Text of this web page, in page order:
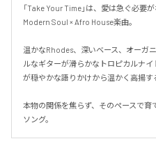
「Take Your Time」は、愛は急ぐ必要
Modern Soul × Afro House楽曲。
温かなRhodes、深いベース、オーガ
ルなギターが滑らかなトロピカルナ
が穏やかな語りかけから温かく高揚す
本物の関係を焦らず、そのペースで
ソング。